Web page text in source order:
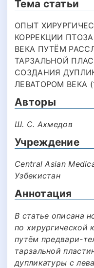
Тема статьи
ОПЫТ
КОРРЕКЦИИ
ВЕКА ПУТЁМ
ТАРЗАЛЬНОЙ
СОЗДАНИЯ
ЛЕВАТОРОМ ВЕКА
Авторы
Ш. С. Ахмедов
Учреждение
Central Asian
Узбекистан
Аннотация
В статье описана
по хирургической
путём предвари-
тарзальной
дупликатуры с